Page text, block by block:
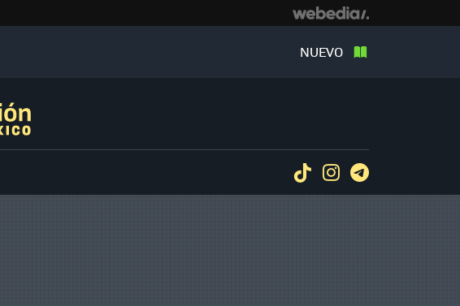
NUEVO
TiktokInstagram